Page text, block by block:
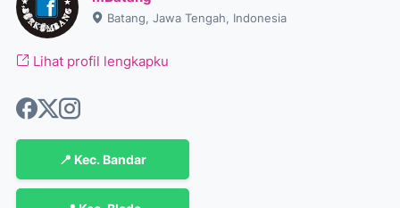
Batang, Jawa Tengah, Indonesia
Lihat profil lengkapku
📍 Kec. Bandar